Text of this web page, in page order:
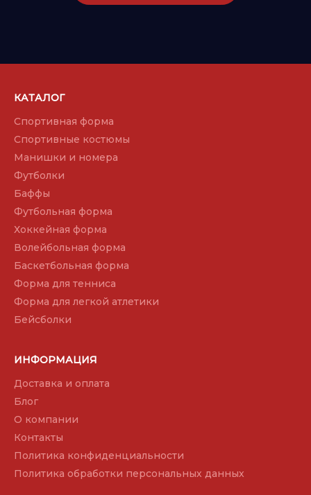
КАТАЛОГ
Спортивная форма
Спортивные костюмы
Манишки и номера
Футболки
Баффы
Футбольная форма
Хоккейная форма
Волейбольная форма
Баскетбольная форма
Форма для тенниса
Форма для легкой атлетики
Бейсболки
ИНФОРМАЦИЯ
Доставка и оплата
Блог
О компании
Контакты
Политика конфиденциальности
Политика обработки персональных данных